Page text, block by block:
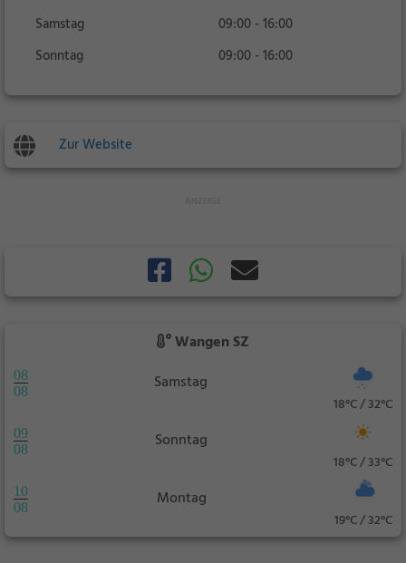
Samstag
09:00 - 16:00
Sonntag
09:00 - 16:00
Zur Website
Wangen SZ
08
08
Samstag
18°C / 32°C
09
08
Sonntag
18°C / 33°C
10
08
Montag
19°C / 32°C